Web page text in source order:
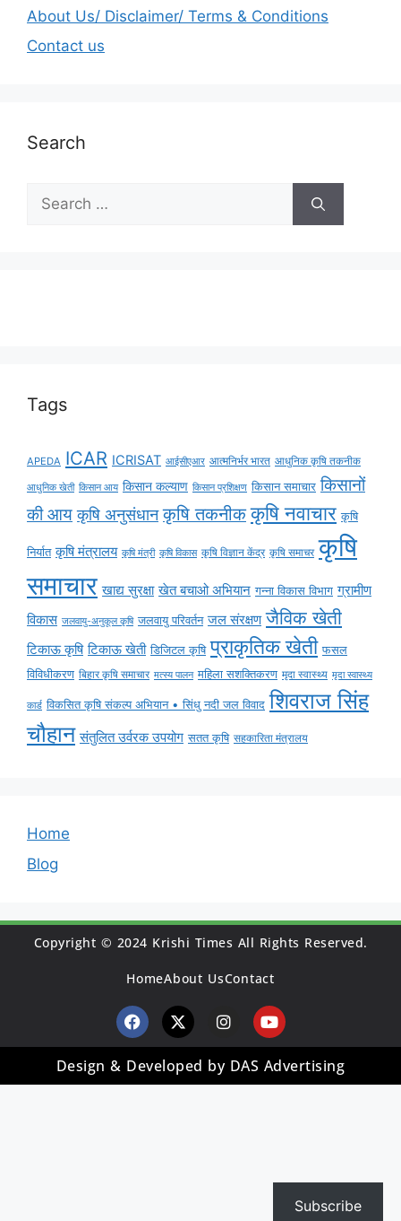
About Us/ Disclaimer/ Terms & Conditions
Contact us
Search
Tags
APEDA ICAR ICRISAT आईसीएआर आत्मनिर्भर भारत आधुनिक कृषि तकनीक
आधुनिक खेती किसान आय किसान कल्याण किसान प्रशिक्षण किसान समाचार किसानों
की आय कृषि अनुसंधान कृषि तकनीक कृषि नवाचार कृषि
निर्यात कृषि मंत्रालय कृषि मंत्री कृषि विकास कृषि विज्ञान केंद्र कृषि समाचर कृषि
समाचार खाद्य सुरक्षा खेत बचाओ अभियान गन्ना विकास विभाग ग्रामीण
विकास जलवायु-अनुकूल कृषि जलवायु परिवर्तन जल संरक्षण जैविक खेती
टिकाऊ कृषि टिकाऊ खेती डिजिटल कृषि प्राकृतिक खेती फसल
विविधीकरण बिहार कृषि समाचार मत्स्य पालन महिला सशक्तिकरण मृदा स्वास्थ्य मृदा स्वास्थ्य
कार्ड विकसित कृषि संकल्प अभियान • सिंधु नदी जल विवाद शिवराज सिंह
चौहान संतुलित उर्वरक उपयोग सतत कृषि सहकारिता मंत्रालय
Home
Blog
Copyright © 2024 Krishi Times All Rights Reserved.
HomeAbout UsContact
Design & Developed by DAS Advertising
Subscribe